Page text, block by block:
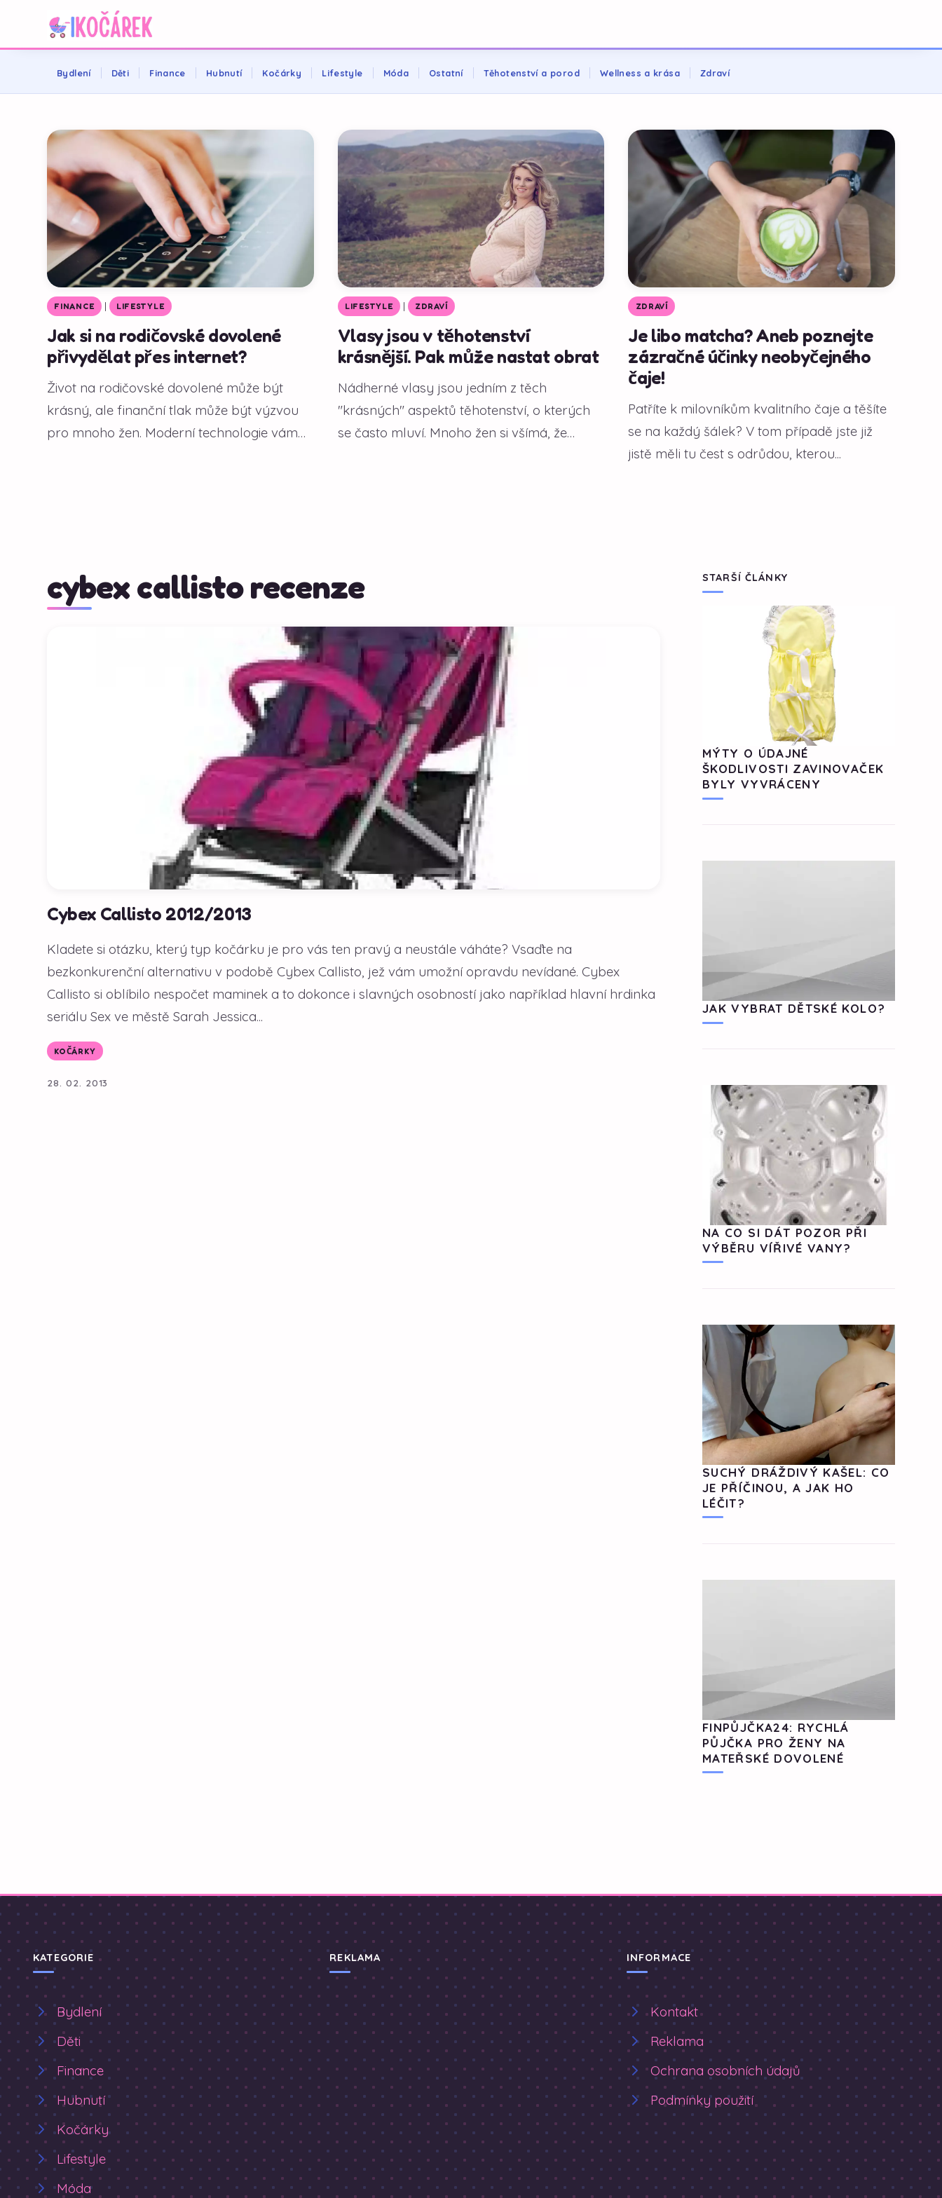
Bydlení Děti Finance Hubnutí Kočárky Lifestyle Móda Ostatní Těhotenství a porod Wellness a krása Zdraví
Jak si na rodičovské dovolené
přivydělat přes internet?
Život na rodičovské dovolené může být
krásný, ale finanční tlak může být výzvou
pro mnoho žen. Moderní technologie vám
FINANCE | LIFESTYLE
Vlasy jsou v těhotenství
krásnější. Pak může nastat obrat
Nádherné vlasy jsou jedním z těch
"krásných" aspektů těhotenství, o kterých
se často mluví. Mnoho žen si všímá, že
LIFESTYLE | ZDRAVÍ
Je libo matcha? Aneb poznejte
zázračné účinky neobyčejného
čaje!
Patříte k milovníkům kvalitního čaje a těšíte
se na každý šálek? V tom případě jste již
jistě měli tu čest s odrůdou, kterou...
ZDRAVÍ
cybex callisto recenze
Cybex Callisto 2012/2013
Kladete si otázku, který typ kočárku je pro vás ten pravý a neustále váháte? Vsaďte na
bezkonkurenční alternativu v podobě Cybex Callisto, jež vám umožní opravdu nevídané. Cybex
Callisto si oblíbilo nespočet maminek a to dokonce i slavných osobností jako například hlavní hrdinka
seriálu Sex ve městě Sarah Jessica...
KOČÁRKY
28. 02. 2013
STARŠÍ ČLÁNKY
MÝTY O ÚDAJNÉ
ŠKODLIVOSTI ZAVINOVAČEK
BYLY VYVRÁCENY
JAK VYBRAT DĚTSKÉ KOLO?
NA CO SI DÁT POZOR PŘI
VÝBĚRU VÍŘIVÉ VANY?
SUCHÝ DRÁŽDIVÝ KAŠEL: CO
JE PŘÍČINOU, A JAK HO
LÉČIT?
FINPŮJČKA24: RYCHLÁ
PŮJČKA PRO ŽENY NA
MATEŘSKÉ DOVOLENÉ
KATEGORIE
Bydlení
Děti
Finance
Hubnutí
Kočárky
Lifestyle
Móda
REKLAMA INFORMACE
Kontakt
Reklama
Ochrana osobních údajů
Podmínky použití